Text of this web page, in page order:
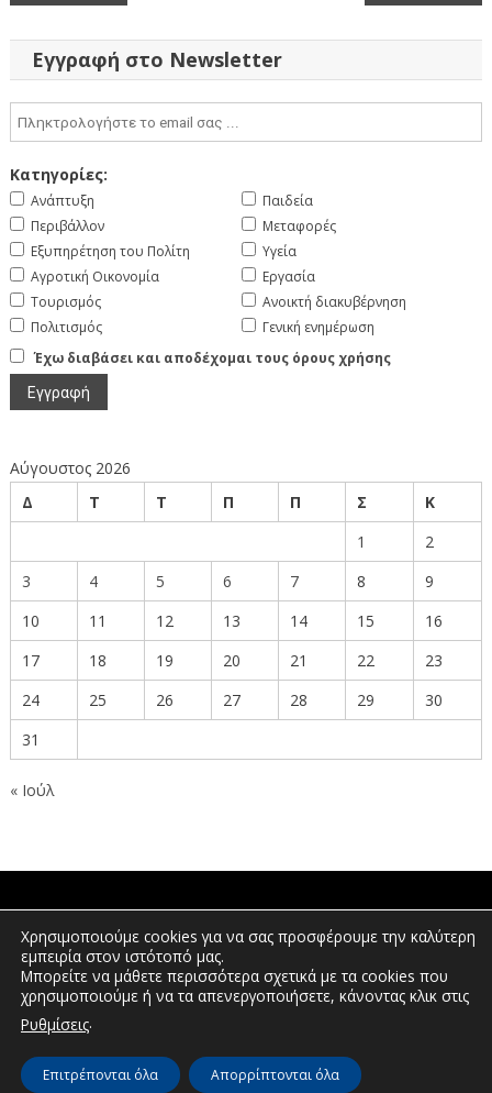
άρθρων
Εγγραφή στο Newsletter
Κατηγορίες:
Ανάπτυξη
Περιβάλλον
Εξυπηρέτηση του Πολίτη
Αγροτική Οικονομία
Τουρισμός
Πολιτισμός
Παιδεία
Μεταφορές
Υγεία
Εργασία
Ανοικτή διακυβέρνηση
Γενική ενημέρωση
Έχω διαβάσει και αποδέχομαι τους όρους χρήσης
Αύγουστος 2026
Δ
Τ Τ Π Π Σ
Κ
1
2
3
4 5 6 7 8
9
10
11 12 13 14 15
16
17
18 19 20 21 22
23
24
25 26 27 28 29
30
31
« Ιούλ
ΠΟΛΙΤΕΣ
ΕΠΕΝΔΥΤΕΣ
© Διεύθυνση Διαφάνειας & Ηλεκτρονικής Διακυβέρνησης | Περιφέρεια
Χρησιμοποιούμε cookies για να σας προσφέρουμε την καλύτερη
εμπειρία στον ιστότοπό μας.
Μπορείτε να μάθετε περισσότερα σχετικά με τα cookies που
χρησιμοποιούμε ή να τα απενεργοποιήσετε, κάνοντας κλικ στις
Ρυθμίσεις.
Επιτρέπονται όλα Απορρίπτονται όλα